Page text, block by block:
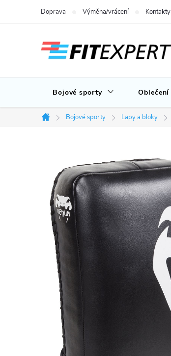
Doprava Výměna/vrácení Kontakty
Bojové sporty Oblečení
Domů
Bojové sporty Lapy a bloky